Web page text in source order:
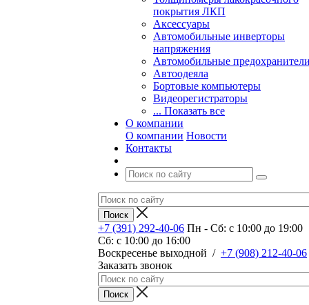
покрытия ЛКП
Аксессуары
Автомобильные инверторы
напряжения
Автомобильные
Автоодеяла
Бортовые компьютеры
Видеорегистраторы
... Показать все
О компании
О компании Новости
Контакты
+7 (391) 292-40-06 Пн - Сб: c 10:00 до 19:00
Сб: c 10:00 до 16:00
​Воскресенье выходной / +7 (908) 212-40-06
Заказать звонок